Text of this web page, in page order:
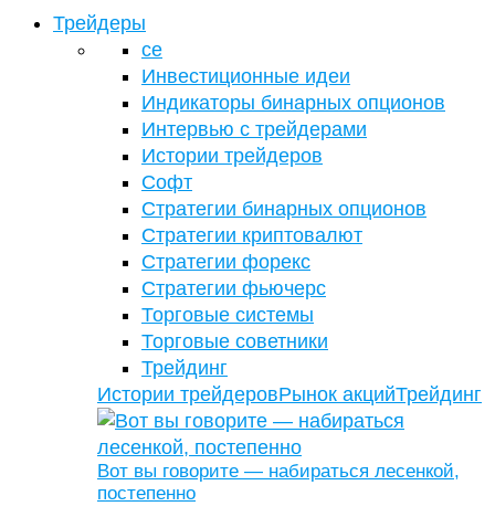
Трейдеры
се
Инвестиционные идеи
Индикаторы бинарных опционов
Интервью с трейдерами
Истории трейдеров
Софт
Стратегии бинарных опционов
Стратегии криптовалют
Стратегии форекс
Стратегии фьючерс
Торговые системы
Торговые советники
Трейдинг
Истории трейдеровРынок акцийТрейдинг
Вот вы говорите — набираться лесенкой,
постепенно